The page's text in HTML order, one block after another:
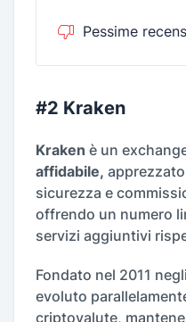
Pessime
#2 Kraken
Kraken è un
affidabile,
sicurezza e
offrendo un numero
servizi aggiuntivi
Fondato nel 2011
evoluto
criptovalute,